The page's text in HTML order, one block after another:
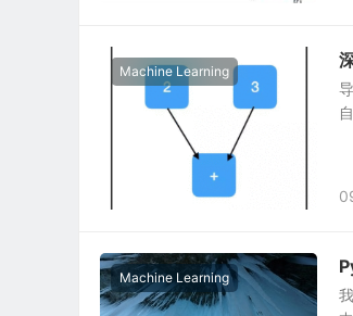
Machine Learning
Machine Learning